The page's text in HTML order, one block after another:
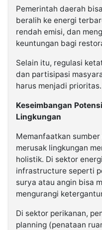
Pemerintah daerah
beralih ke energi
rendah emisi, dan
keuntungan bagi
Selain itu, regulasi
dan partisipasi
harus menjadi prioritas.
Keseimbangan
Lingkungan
Memanfaatkan
merusak lingkungan
holistik. Di sektor
infrastructure seperti
surya atau angin bisa
mengurangi
Di sektor perikanan,
planning (penataan